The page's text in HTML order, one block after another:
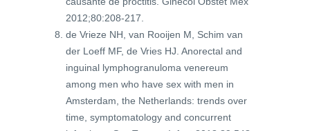
2012;80:208-217.
de Vrieze NH, van Rooijen M, Schim van
der Loeff MF, de Vries HJ. Anorectal and
inguinal lymphogranuloma venereum
among men who have sex with men in
Amsterdam, the Netherlands: trends over
time, symptomatology and concurrent